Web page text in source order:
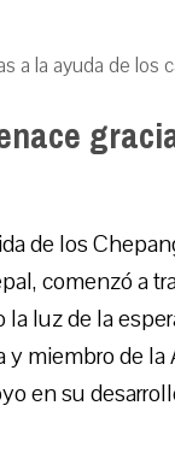
a la ayuda de los
de los
comenzó a
luz de la
y miembro de la
en su